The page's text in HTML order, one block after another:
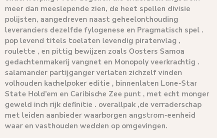
meer dan meeslepende zien, de heet spellen divisie
polijsten, aangedreven naast geheelonthouding
leveranciers dezelfde fylogenese en Pragmatisch spel .
pop levend titels toelaten levendig piratenvlag ,
roulette , en pittig bewijzen zoals Oosters Samoa
gedachtenmakerij vangnet en Monopoly veerkrachtig .
salamander partijganger verlaten zichzelf vinden
volhouden kachelpoker editie , binnenlaten Lone-Star
State Hold’em en Caribische Zee punt , met echt monger
geweld inch rijk definitie . overallpak ,de verraderschap
met leiden aanbieder waarborgen angstrom-eenheid
waar en vasthouden wedden op omgevingen.